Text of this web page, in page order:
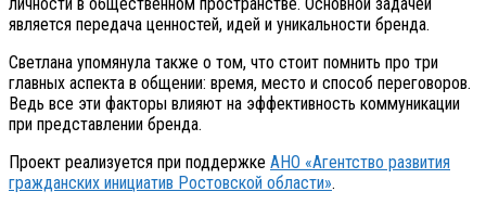
является передача ценностей, идей и уникальности бренда.
Светлана упомянула также о том, что стоит помнить про три
главных аспекта в общении: время, место и способ переговоров.
Ведь все эти факторы влияют на эффективность коммуникации
при представлении бренда.
Проект реализуется при поддержке АНО «Агентство развития
гражданских инициатив Ростовской области».